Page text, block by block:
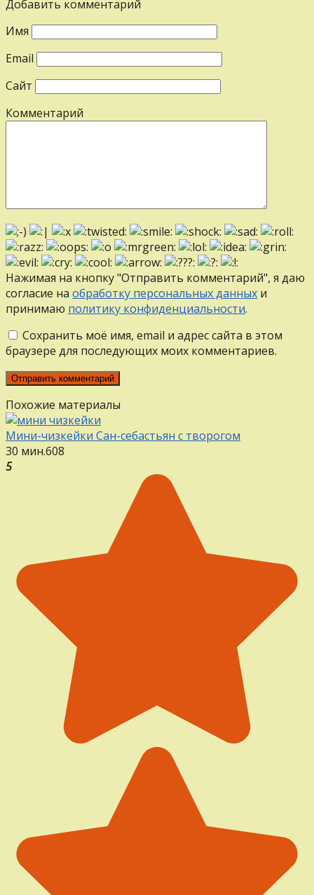
Добавить комментарий
Имя
Email
Сайт
Комментарий
Нажимая на кнопку "Отправить комментарий", я даю
согласие на обработку персональных данных и
принимаю политику конфиденциальности.
Сохранить моё имя, email и адрес сайта в этом
браузере для последующих моих комментариев.
Похожие материалы
Мини-чизкейки Сан-себастьян с творогом
30 мин.608
5